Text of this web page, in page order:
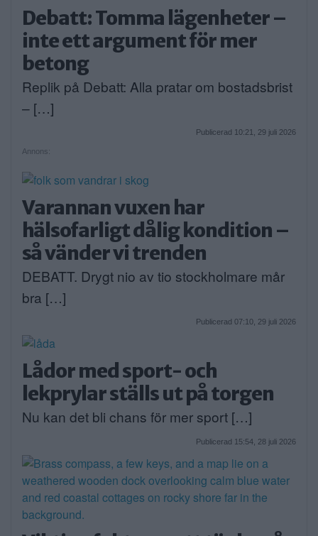
Debatt: Tomma lägenheter –
inte ett argument för mer
betong
Replik på Debatt: Alla pratar om bostadsbrist
– […]
Publicerad 10:21, 29 juli 2026
Annons:
Varannan vuxen har
hälsofarligt dålig kondition –
så vänder vi trenden
DEBATT. Drygt nio av tio stockholmare mår
bra […]
Publicerad 07:10, 29 juli 2026
Lådor med sport- och
lekprylar ställs ut på torgen
Nu kan det bli chans för mer sport […]
Publicerad 15:54, 28 juli 2026